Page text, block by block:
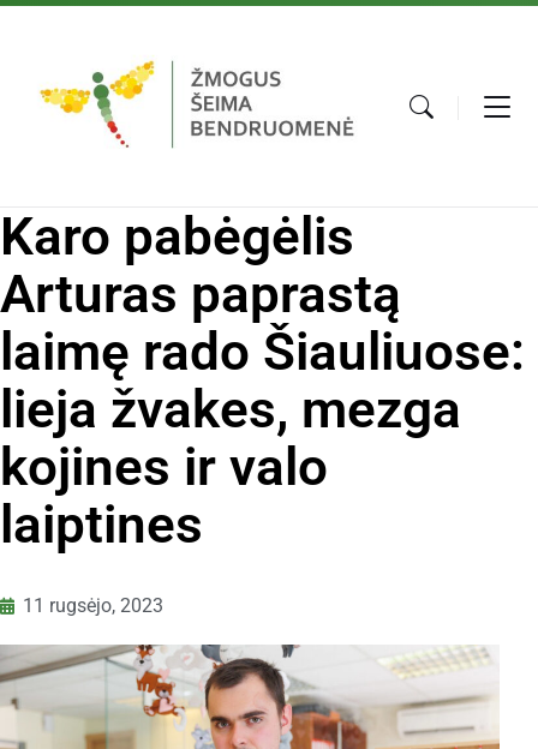
Karo pabėgėlis
Arturas paprastą
laimę rado Šiauliuose:
lieja žvakes, mezga
kojines ir valo
laiptines
11 rugsėjo, 2023